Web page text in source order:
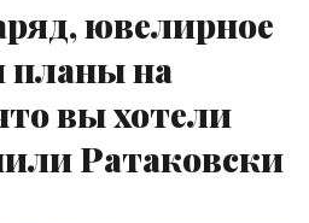
ювелирное
планы на
вы хотели
Ратаковски